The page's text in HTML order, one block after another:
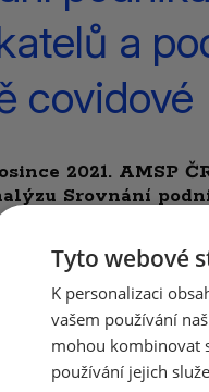
a
covidové
2021. AMSP
Srovnání
v „době covidové“.
Asociace
ČR v
Tyto webové
K personalizaci
vašem používání
mohou kombinovat
používání jejich